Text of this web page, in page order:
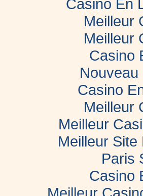
Casino En
Meilleur
Meilleur
Casino
Casino
Meilleur
Meilleur
Meilleur
Paris
Casino
Meilleur